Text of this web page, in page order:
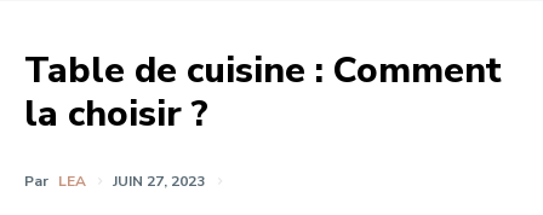
Table de cuisine : Comment
la choisir ?
Par LEA JUIN 27, 2023